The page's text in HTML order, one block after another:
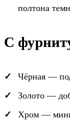
полтона
С
Чёрная —
Золото —
Хром —